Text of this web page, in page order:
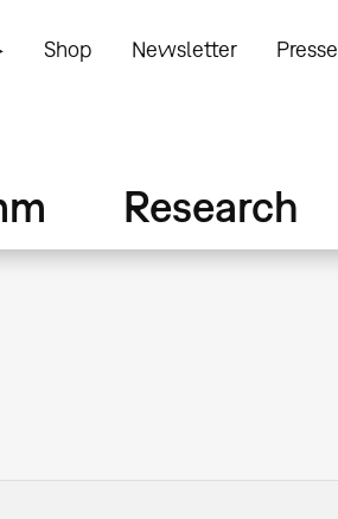
Shop Newsletter Presse
Research